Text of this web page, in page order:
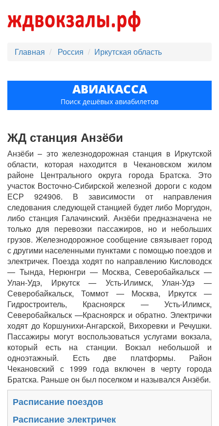
Главная Россия Иркутская область
АВИАКАССА
Поиск дешёвых авиабилетов
ЖД станция Анзёби
Анзёби – это железнодорожная станция в Иркутской
области, которая находится в Чекановском жилом
районе Центрального округа города Братска. Это
участок Восточно-Сибирской железной дороги с кодом
ЕСР 924906. В зависимости от направления
следования следующей станцией будет либо Моргудон,
либо станция Галачинский. Анзёби предназначена не
только для перевозки пассажиров, но и небольших
грузов. Железнодорожное сообщение связывает город
с другими населенными пунктами с помощью поездов и
электричек. Поезда ходят по направлению Кисловодск
— Тында, Нерюнгри — Москва, Северобайкальск —
Улан-Удэ, Иркутск — Усть-Илимск, Улан-Удэ —
Северобайкальск, Томмот — Москва, Иркутск —
Гидростроитель, Красноярск — Усть-Илимск,
Северобайкальск —Красноярск и обратно. Электрички
ходят до Коршунихи-Ангарской, Вихоревки и Речушки.
Пассажиры могут воспользоваться услугами вокзала,
который есть на станции. Вокзал небольшой и
одноэтажный. Есть две платформы. Район
Чекановский с 1999 года включен в черту города
Братска. Раньше он был поселком и назывался Анзёби.
Расписание поездов
Расписание электричек